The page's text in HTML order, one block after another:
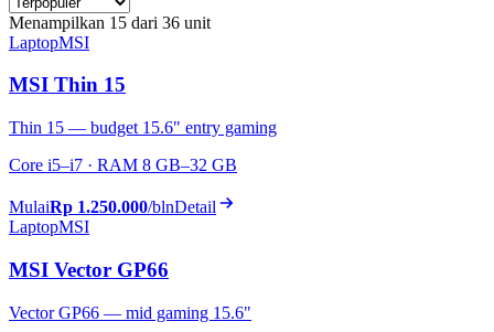
Menampilkan 15 dari 36 unit
LaptopMSI
MSI Thin 15
Thin 15 — budget 15.6" entry gaming
Core i5–i7 · RAM 8 GB–32 GB
MulaiRp 1.250.000/blnDetail
LaptopMSI
MSI Vector GP66
Vector GP66 — mid gaming 15.6"